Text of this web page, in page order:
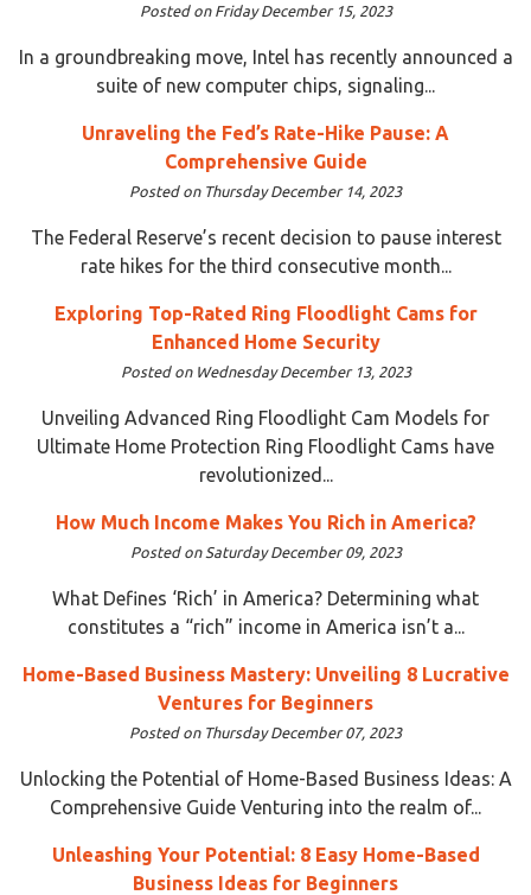
Posted on Friday December 15, 2023
In a groundbreaking move, Intel has recently announced a
suite of new computer chips, signaling...
Unraveling the Fed’s Rate-Hike Pause: A
Comprehensive Guide
Posted on Thursday December 14, 2023
The Federal Reserve’s recent decision to pause interest
rate hikes for the third consecutive month...
Exploring Top-Rated Ring Floodlight Cams for
Enhanced Home Security
Posted on Wednesday December 13, 2023
Unveiling Advanced Ring Floodlight Cam Models for
Ultimate Home Protection Ring Floodlight Cams have
revolutionized...
How Much Income Makes You Rich in America?
Posted on Saturday December 09, 2023
What Defines ‘Rich’ in America? Determining what
constitutes a “rich” income in America isn’t a...
Home-Based Business Mastery: Unveiling 8 Lucrative
Ventures for Beginners
Posted on Thursday December 07, 2023
Unlocking the Potential of Home-Based Business Ideas: A
Comprehensive Guide Venturing into the realm of...
Unleashing Your Potential: 8 Easy Home-Based
Business Ideas for Beginners